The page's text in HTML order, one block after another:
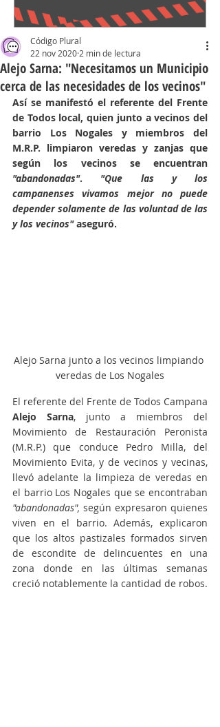
Alejo Sarna: "Necesitamos un Municipio
cerca de las necesidades de los vecinos"
Código Plural
22 nov 2020 2 min de lectura
Así se manifestó el referente del Frente
de Todos local, quien junto a vecinos del
barrio Los Nogales y miembros del
M.R.P. limpiaron veredas y zanjas que
"abandonadas". "Que las y los
campanenses vivamos mejor no puede
depender solamente de las voluntad de las
y los vecinos" aseguró.
Alejo Sarna junto a los vecinos limpiando
veredas de Los Nogales
Alejo Sarna, junto a miembros del
Movimiento de Restauración Peronista
(M.R.P.) que conduce Pedro Milla, del
Movimiento Evita, y de vecinos y vecinas,
llevó adelante la limpieza de veredas en
"abandonadas", según expresaron quienes
viven en el barrio. Además, explicaron
que los altos pastizales formados sirven
de escondite de delincuentes en una
zona donde en las últimas semanas
creció notablemente la cantidad de robos.